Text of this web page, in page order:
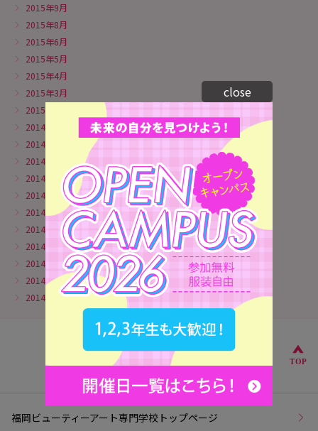
2015年9月
2015年8月
2015年6月
2015年5月
2015年4月
2015年3月
2015年1月
2014年11月
2014年10月
2014年9月
2014年8月
2014年7月
2014年6月
2014年5月
2014年4月
2014年3月
2014年2月
2014年1月
こ
TOP
福岡ビューティーアート専門学校トップページ
close